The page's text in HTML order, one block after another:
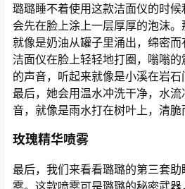
璐璐睡不着使用这款洁面仪的时候
会先在脸上涂上一层厚厚的泡沫
就像是奶油从罐子里涌出，绵密
洁面仪在脸上轻轻地打圈，嗡嗡
的声音，听起来就像是小溪在岩石
最后，她会用温水冲洗干净，水
音，就像是雨水打在树叶上，清脆
玫瑰精华喷雾
最后，我们来看看璐璐的第三套
雾。这款喷雾可是璐璐的秘密武